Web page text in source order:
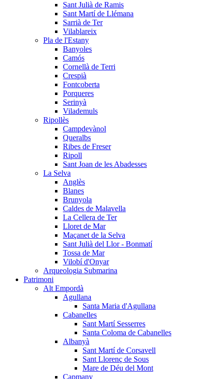
Sant Julià de Ramis
Sant Martí de Llémana
Sarrià de Ter
Vilablareix
Pla de l'Estany
Banyoles
Camós
Cornellà de Terri
Crespià
Fontcoberta
Porqueres
Serinyà
Vilademuls
Ripollès
Campdevànol
Queralbs
Ribes de Freser
Ripoll
Sant Joan de les Abadesses
La Selva
Anglès
Blanes
Brunyola
Caldes de Malavella
La Cellera de Ter
Lloret de Mar
Maçanet de la Selva
Sant Julià del Llor - Bonmatí
Tossa de Mar
Vilobí d'Onyar
Arqueologia Submarina
Patrimoni
Alt Empordà
Agullana
Santa Maria d'Agullana
Cabanelles
Sant Martí Sesserres
Santa Coloma de Cabanelles
Albanyà
Sant Martí de Corsavell
Sant Llorenç de Sous
Mare de Déu del Mont
Capmany